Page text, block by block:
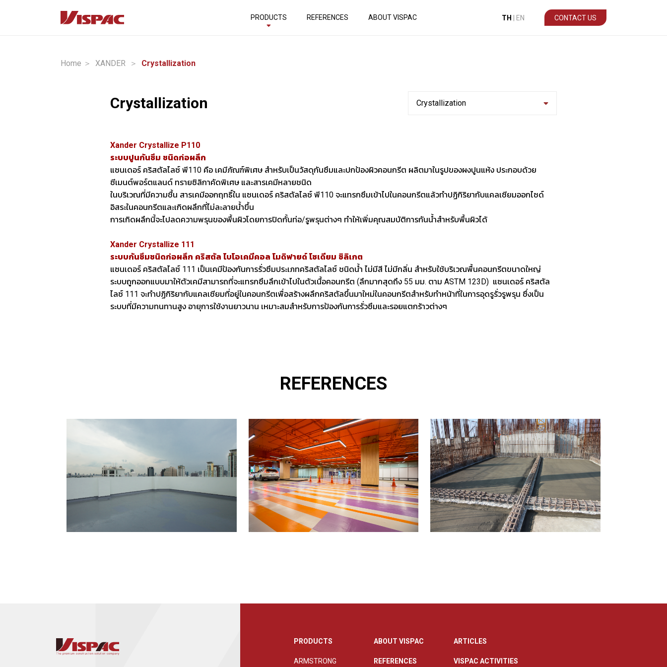
PRODUCTS REFERENCES ABOUT VISPAC TH | EN CONTACT US
Home ＞ XANDER ＞ Crystallization
Crystallization Crystallization
Xander Crystallize P110
ระบบปูนกันซึม ชนิดก่อผลึก
แซนเดอร์ คริสตัลไลซ์ พี110 คือ เคมีภัณฑ์พิเศษ สำหรับเป็นวัสดุกันซึมและปกป้องผิวคอนกรีต ผลิตมาในรูปของผงปูนแห้ง ประกอบด้วย
ซีเมนต์พอร์ตแลนด์ ทรายซิลิกาคัดพิเศษ และสารเคมีหลายชนิด
ในบริเวณที่มีความชื้น สารเคมีออกฤทธิ์ใน แซนเดอร์ คริสตัลไลซ์ พี110 จะแทรกซึมเข้าไปในคอนกรีตแล้วทำปฏิกิริยากับแคลเซียมออกไซด์
อิสระในคอนกรีตและเกิดผลึกที่ไม่ละลายน้ำขึ้น
การเกิดผลึกนี้จะไปลดความพรุนของพื้นผิวโดยการปิดกั้นท่อ/รูพรุนต่างๆ ทำให้เพิ่มคุณสมบัติการกันน้ำสำหรับพื้นผิวได้
Xander Crystallize 111
ระบบกันซึมชนิดก่อผลึก คริสตัล ไบโอเคมีคอล โมดิฟายด์ โซเดียม ซิลิเกต
แซนเดอร์ คริสตัลไลซ์ 111 เป็นเคมีป้องกันการรั่วซึมประเภทคริสตัลไลซ์ ชนิดน้ำ ไม่มีสี ไม่มีกลิ่น สำหรับใช้บริเวณพื้นคอนกรีตขนาดใหญ่
ระบบถูกออกแบบมาให้ตัวเคมีสามารถที่จะแทรกซึมลึกเข้าไปในตัวเนื้อคอนกรีต (ลึกมากสุดถึง 55 มม. ตาม ASTM 123D) แซนเดอร์ คริสตัล
ไลซ์ 111 จะทำปฏิกิริยากับแคลเซียมที่อยู่ในคอนกรีตเพื่อสร้างผลึกคริสตัลขึ้นมาใหม่ในคอนกรีตสำหรับทำหน้าที่ในการอุดรูรั่วรูพรุน ซึ่งเป็น
ระบบที่มีความทนทานสูง อายุการใช้งานยาวนาน เหมาะสมสำหรับการป้องกันการรั่วซึมและรอยแตกร้าวต่างๆ
REFERENCES
PRODUCTS
ARMSTRONG
ABOUT VISPAC
REFERENCES
ARTICLES
VISPAC ACTIVITIES